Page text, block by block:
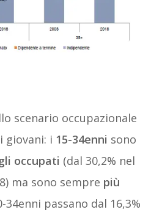
scenario occupazionale
giovani: i 15-34enni sono
occupati (dal 30,2% nel
ma sono sempre più
34enni passano dal 16,3%